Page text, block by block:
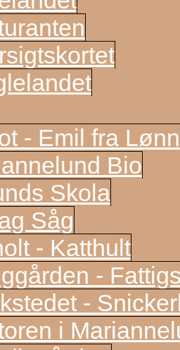
- Emil fra
Bio
Skola
Såg
- Katthult
-
-
i